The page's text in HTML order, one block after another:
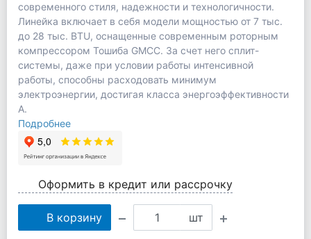
современного стиля, надежности и технологичности.
Линейка включает в себя модели мощностью от 7 тыс.
до 28 тыс. BTU, оснащенные современным роторным
компрессором Тошиба GMCC. За счет него сплит-
системы, даже при условии работы интенсивной
работы, способны расходовать минимум
электроэнергии, достигая класса энергоэффективности
А.
Подробнее
Оформить в кредит или рассрочку
В корзину шт